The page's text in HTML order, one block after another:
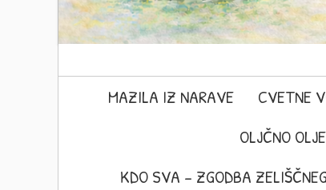
MAZILA IZ NARAVE CVETNE
OLJČNO OLJE
KDO SVA – ZGODBA